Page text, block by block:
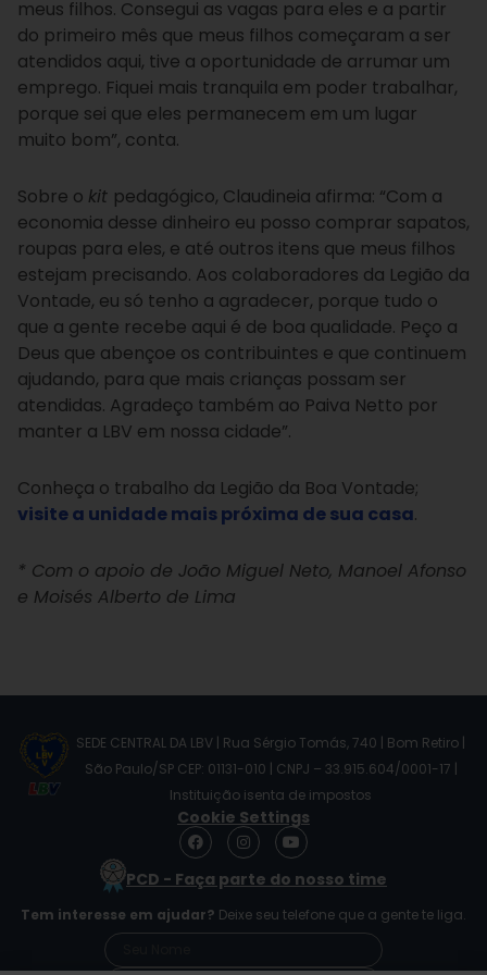
meus filhos. Consegui as vagas para eles e a partir
do primeiro mês que meus filhos começaram a ser
atendidos aqui, tive a oportunidade de arrumar um
emprego. Fiquei mais tranquila em poder trabalhar,
porque sei que eles permanecem em um lugar
muito bom”, conta.
Sobre o kit pedagógico, Claudineia afirma: “Com a
economia desse dinheiro eu posso comprar sapatos,
roupas para eles, e até outros itens que meus filhos
estejam precisando. Aos colaboradores da Legião da
Vontade, eu só tenho a agradecer, porque tudo o
que a gente recebe aqui é de boa qualidade. Peço a
Deus que abençoe os contribuintes e que continuem
ajudando, para que mais crianças possam ser
atendidas. Agradeço também ao Paiva Netto por
manter a LBV em nossa cidade”.
Conheça o trabalho da Legião da Boa Vontade;
visite a unidade mais próxima de sua casa.
* Com o apoio de João Miguel Neto, Manoel Afonso
e Moisés Alberto de Lima
SEDE CENTRAL DA LBV | Rua Sérgio Tomás, 740 | Bom Retiro |
São Paulo/SP CEP: 01131-010 | CNPJ – 33.915.604/0001-17 |
Instituição isenta de impostos
Cookie Settings
F
a
e
o
o
I
n
s
t
g
r
Y
o
t
b
e
PCD - Faça parte do nosso time
Tem interesse em ajudar? Deixe seu telefone que a gente te liga.